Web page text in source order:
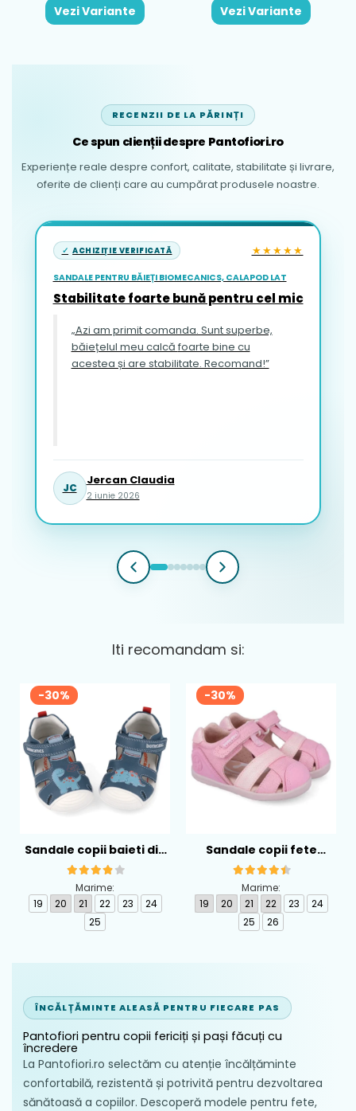
Vezi Variante Vezi Variante
RECENZII DE LA PĂRINȚI
Ce spun clienții despre Pantofiori.ro
Experiențe reale despre confort, calitate, stabilitate și livrare,
oferite de clienți care au cumpărat produsele noastre.
ACHIZIȚIE VERIFICATĂ ★★★★★
SANDALE PENTRU BĂIEȚI BIOMECANICS, CALAPOD LAT
Stabilitate foarte bună pentru cel mic
„Azi am primit comanda. Sunt superbe,
băiețelul meu calcă foarte bine cu
acestea și are stabilitate. Recomand!”
JC
Jercan Claudia
2 iunie 2026
Iti recomandam si:
-30%
Sandale copii baieti din
piele Biomecanics,
Albastru - 262126-A556
Marime:
19
20 21 22 23
24
25
-30%
Sandale copii fete
calapod lat din textil
Biomecanics, Roz -
262194-A032
Marime:
19
20 21 22 23
24
25
26
ÎNCĂLȚĂMINTE ALEASĂ PENTRU FIECARE PAS
Pantofiori pentru copii fericiți și pași făcuți cu
încredere
La Pantofiori.ro selectăm cu atenție încălțăminte
confortabilă, rezistentă și potrivită pentru dezvoltarea
sănătoasă a copiilor. Descoperă modele pentru fete,